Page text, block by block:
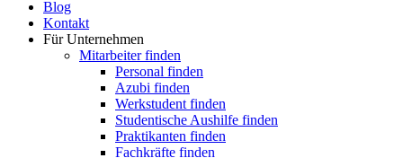
Blog
Kontakt
Für Unternehmen
Mitarbeiter finden
Personal finden
Azubi finden
Werkstudent finden
Studentische Aushilfe finden
Praktikanten finden
Fachkräfte finden